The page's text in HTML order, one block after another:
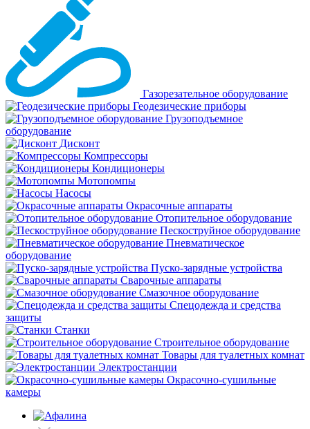
Газорезательное оборудование
Геодезические приборы
Грузоподъемное
оборудование
Дисконт
Компрессоры
Кондиционеры
Мотопомпы
Насосы
Окрасочные аппараты
Отопительное оборудование
Пескоструйное оборудование
Пневматическое
оборудование
Пуско-зарядные устройства
Сварочные аппараты
Смазочное оборудование
Спецодежда и средства
защиты
Станки
Строительное оборудование
Товары для туалетных комнат
Электростанции
Окрасочно-сушильные
камеры